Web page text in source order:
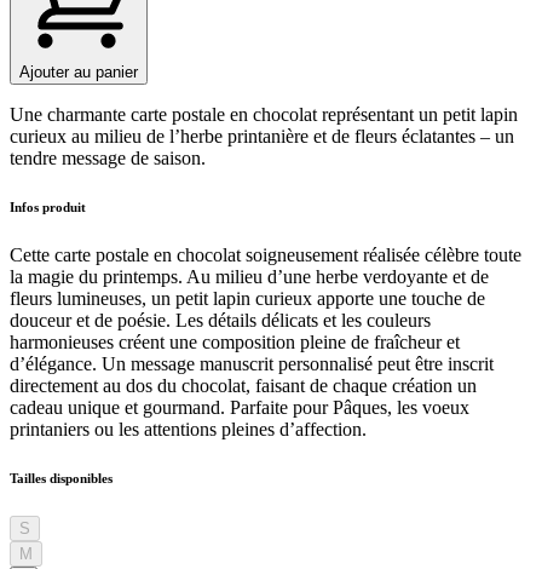
Ajouter au panier
Une charmante carte postale en chocolat représentant un petit lapin
curieux au milieu de l’herbe printanière et de fleurs éclatantes – un
tendre message de saison.
Infos produit
Cette carte postale en chocolat soigneusement réalisée célèbre toute
la magie du printemps. Au milieu d’une herbe verdoyante et de
fleurs lumineuses, un petit lapin curieux apporte une touche de
douceur et de poésie. Les détails délicats et les couleurs
harmonieuses créent une composition pleine de fraîcheur et
d’élégance. Un message manuscrit personnalisé peut être inscrit
directement au dos du chocolat, faisant de chaque création un
cadeau unique et gourmand. Parfaite pour Pâques, les voeux
printaniers ou les attentions pleines d’affection.
Tailles disponibles
S
M